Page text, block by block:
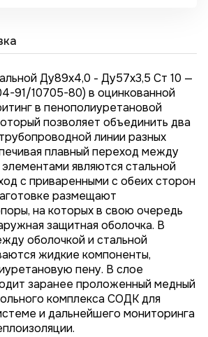
Ду89х4,0 - Ду57x3,5 Ст 10 —
91/10705-80) в оцинкованной
в пенополиуретановой
позволяет объединить два
линии разных
плавный переход между
являются стальной
с приваренными с обеих сторон
размещают
на которых в свою очередь
защитная оболочка. В
оболочкой и стальной
жидкие компоненты,
пену. В слое
заранее проложенный медный
комплекса СОДК для
и дальнейшего мониторинга